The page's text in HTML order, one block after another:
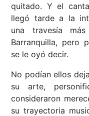
quitado. Y el
llegó tarde a la
una travesía
Barranquilla, pero
se le oyó decir.
No podían ellos
su arte,
consideraron
su trayectoria